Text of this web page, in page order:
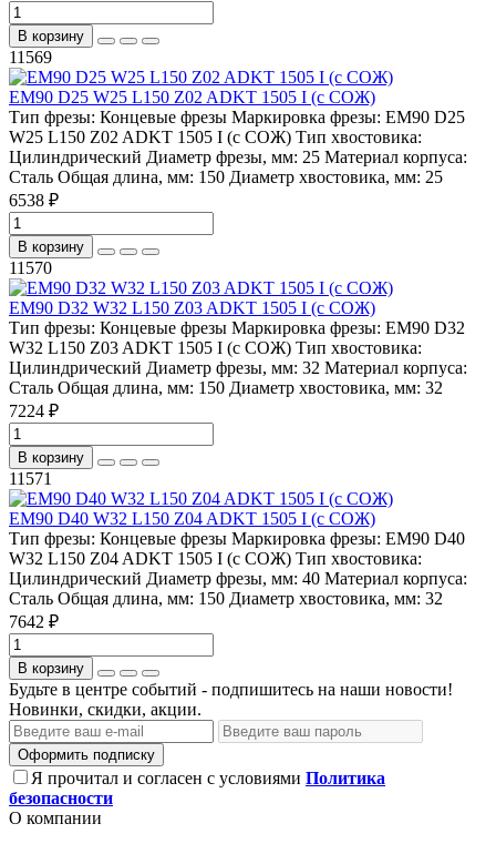
В корзину
11569
EM90 D25 W25 L150 Z02 ADKT 1505 I (с СОЖ)
Тип фрезы: Концевые фрезы Маркировка фрезы: EM90 D25
W25 L150 Z02 ADKT 1505 I (с СОЖ) Тип хвостовика:
Цилиндрический Диаметр фрезы, мм: 25 Материал корпуса:
Сталь Общая длина, мм: 150 Диаметр хвостовика, мм: 25
6538 ₽
В корзину
11570
EM90 D32 W32 L150 Z03 ADKT 1505 I (с СОЖ)
Тип фрезы: Концевые фрезы Маркировка фрезы: EM90 D32
W32 L150 Z03 ADKT 1505 I (с СОЖ) Тип хвостовика:
Цилиндрический Диаметр фрезы, мм: 32 Материал корпуса:
Сталь Общая длина, мм: 150 Диаметр хвостовика, мм: 32
7224 ₽
В корзину
11571
EM90 D40 W32 L150 Z04 ADKT 1505 I (с СОЖ)
Тип фрезы: Концевые фрезы Маркировка фрезы: EM90 D40
W32 L150 Z04 ADKT 1505 I (с СОЖ) Тип хвостовика:
Цилиндрический Диаметр фрезы, мм: 40 Материал корпуса:
Сталь Общая длина, мм: 150 Диаметр хвостовика, мм: 32
7642 ₽
В корзину
Будьте в центре событий - подпишитесь на наши новости!
Новинки, скидки, акции.
Оформить подписку
Я прочитал и согласен с условиями Политика
безопасности
О компании